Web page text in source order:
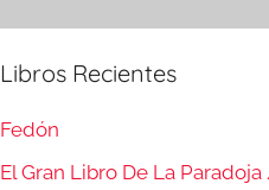
Libros Recientes
Fedón
El Gran Libro De La